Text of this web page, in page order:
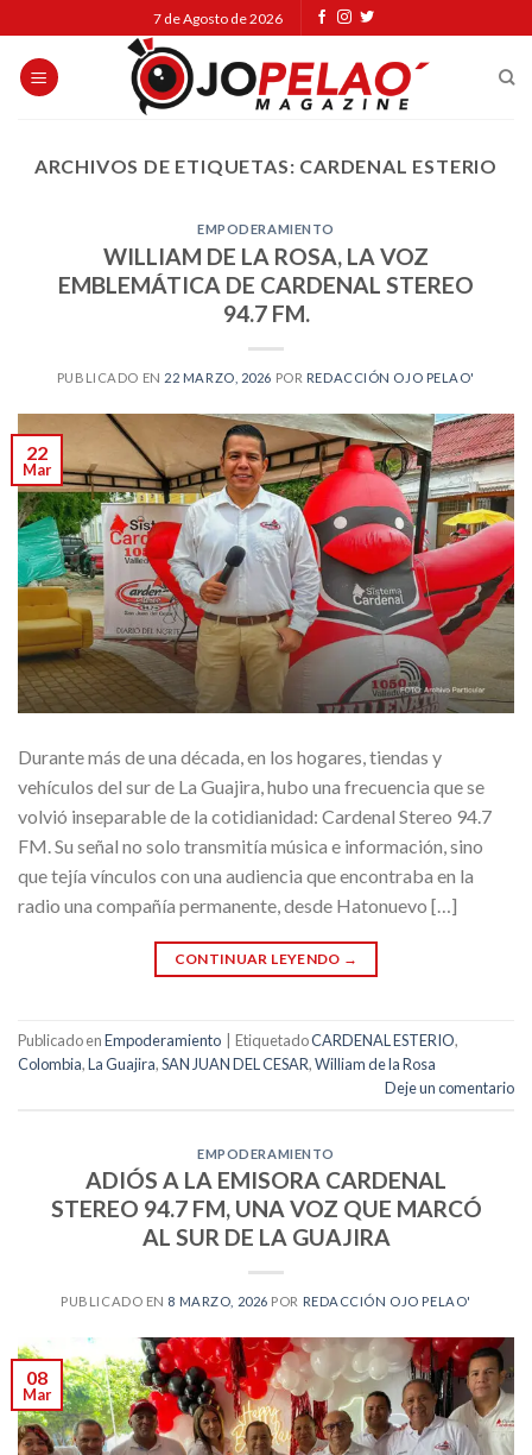
to
content
7 de Agosto de 2026
ARCHIVOS DE ETIQUETAS: CARDENAL ESTERIO
EMPODERAMIENTO
WILLIAM DE LA ROSA, LA VOZ
EMBLEMÁTICA DE CARDENAL STEREO
94.7 FM.
PUBLICADO EN 22 MARZO, 2026 POR REDACCIÓN OJO PELAO'
22
Mar
Durante más de una década, en los hogares, tiendas y
vehículos del sur de La Guajira, hubo una frecuencia que se
volvió inseparable de la cotidianidad: Cardenal Stereo 94.7
FM. Su señal no solo transmitía música e información, sino
que tejía vínculos con una audiencia que encontraba en la
radio una compañía permanente, desde Hatonuevo […]
CONTINUAR LEYENDO →
Publicado enEmpoderamiento EtiquetadoCARDENAL ESTERIO,
Colombia,La Guajira,SAN JUAN DEL CESAR,William de la Rosa
Deje un comentario
EMPODERAMIENTO
ADIÓS A LA EMISORA CARDENAL
STEREO 94.7 FM, UNA VOZ QUE MARCÓ
AL SUR DE LA GUAJIRA
PUBLICADO EN 8 MARZO, 2026 POR REDACCIÓN OJO PELAO'
08
Mar